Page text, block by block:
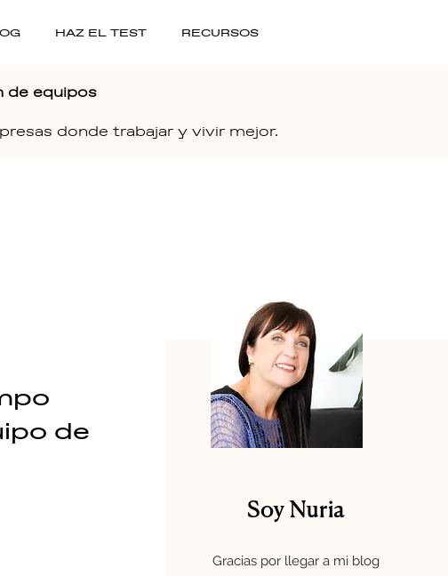
HAZ EL TEST RECURSOS
de equipos
donde trabajar y vivir mejor.
Soy Nuria
Gracias por llegar a mi blog
de